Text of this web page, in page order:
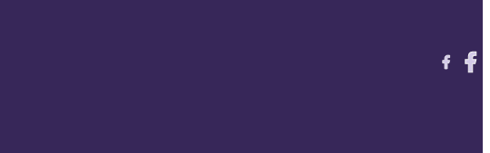
Follow